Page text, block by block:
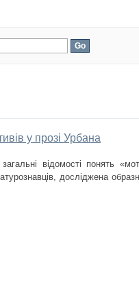
у прозі Урбана
відомості понять
досліджена